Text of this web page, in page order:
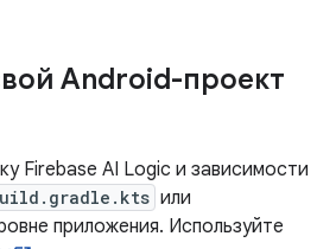
Android-проект
Firebase AI Logic и зависимости
или
приложения. Используйте